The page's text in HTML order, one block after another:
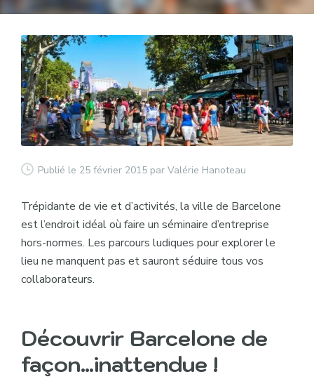
Publié le 25 février 2015 par Valérie Hanoteau
Trépidante de vie et d’activités, la ville de Barcelone
est l’endroit idéal où faire un séminaire d’entreprise
hors-normes. Les parcours ludiques pour explorer le
lieu ne manquent pas et sauront séduire tous vos
collaborateurs.
Découvrir Barcelone de
façon…inattendue !